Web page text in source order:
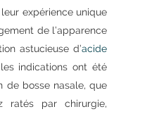
expérience unique
de l’apparence
astucieuse d’acide
indications ont été
de bosse nasale, que
ratés par chirurgie,